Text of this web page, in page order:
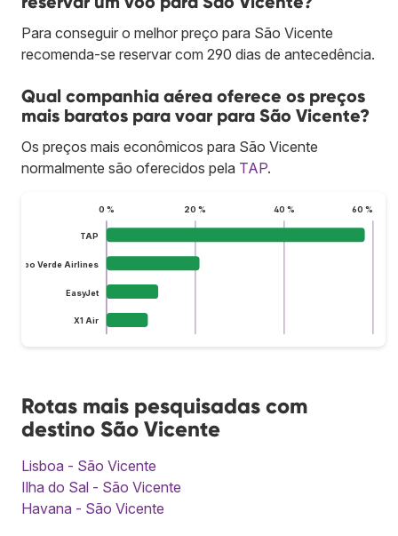
Para conseguir o melhor preço para São Vicente
recomenda-se reservar com 290 dias de antecedência.
Qual companhia aérea oferece os preços
mais baratos para voar para São Vicente?
Os preços mais econômicos para São Vicente
normalmente são oferecidos pela TAP.
0 % 20 % 40 % 60 %
TAP
Cabo Verde Airlines
EasyJet
X1 Air
Rotas mais pesquisadas com
destino São Vicente
Lisboa - São Vicente
Ilha do Sal - São Vicente
Havana - São Vicente